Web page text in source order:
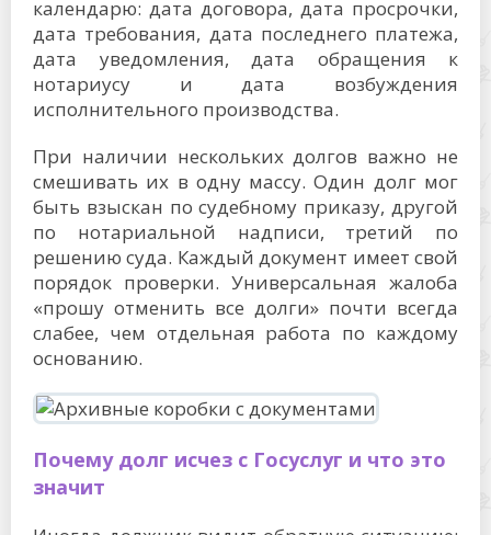
календарю: дата договора, дата просрочки,
дата требования, дата последнего платежа,
дата уведомления, дата обращения к
нотариусу и дата возбуждения
исполнительного производства.
При наличии нескольких долгов важно не
смешивать их в одну массу. Один долг мог
быть взыскан по судебному приказу, другой
по нотариальной надписи, третий по
решению суда. Каждый документ имеет свой
порядок проверки. Универсальная жалоба
«прошу отменить все долги» почти всегда
слабее, чем отдельная работа по каждому
основанию.
Почему долг исчез с Госуслуг и что это
значит